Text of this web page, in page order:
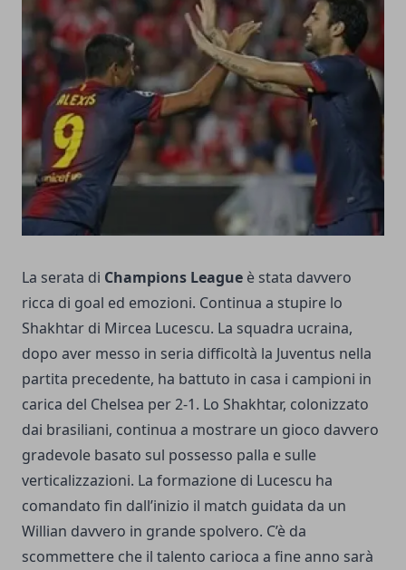
La serata di Champions League è stata davvero
ricca di goal ed emozioni. Continua a stupire lo
Shakhtar di Mircea Lucescu. La squadra ucraina,
dopo aver messo in seria difficoltà la Juventus nella
partita precedente, ha battuto in casa i campioni in
carica del Chelsea per 2-1. Lo Shakhtar, colonizzato
dai brasiliani, continua a mostrare un gioco davvero
gradevole basato sul possesso palla e sulle
verticalizzazioni. La formazione di Lucescu ha
comandato fin dall’inizio il match guidata da un
Willian davvero in grande spolvero. C’è da
scommettere che il talento carioca a fine anno sarà